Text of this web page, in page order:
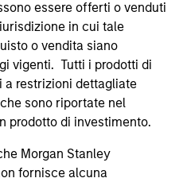
essere offerti o venduti
in cui tale
o vendita siano
vigenti. Tutti i prodotti di
a restrizioni dettagliate
sono riportate nel
prodotto di investimento.
Morgan Stanley
fornisce alcuna